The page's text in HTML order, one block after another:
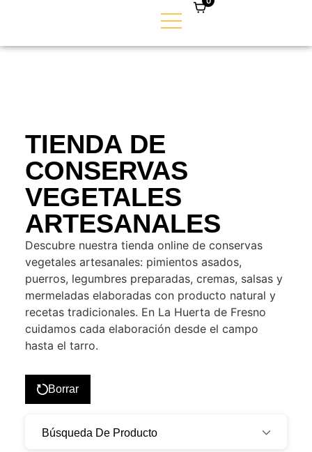
TIENDA DE
CONSERVAS
VEGETALES
ARTESANALES
Descubre nuestra tienda online de conservas
vegetales artesanales: pimientos asados,
puerros, legumbres preparadas, cremas, salsas y
mermeladas elaboradas con producto natural y
recetas tradicionales. En La Huerta de Fresno
cuidamos cada elaboración desde el campo
hasta el tarro.
Búsqueda De Producto
Borrar